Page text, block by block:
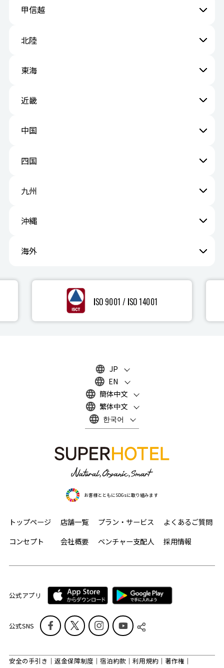
甲信越
北陸
東海
近畿
中国
四国
九州
沖縄
海外
JP
EN
簡体中文
繁体中文
한국어
お客様とともにSDGsに取り組みます
トップページ 店舗一覧 プラン・サービス
よくあるご質問
コンセプト
会社概要 ベンチャー支配人 採用情報
公式アプリ
公式SNS
安全の手引き 返金保障制度 宿泊約款 利用規約
著作権